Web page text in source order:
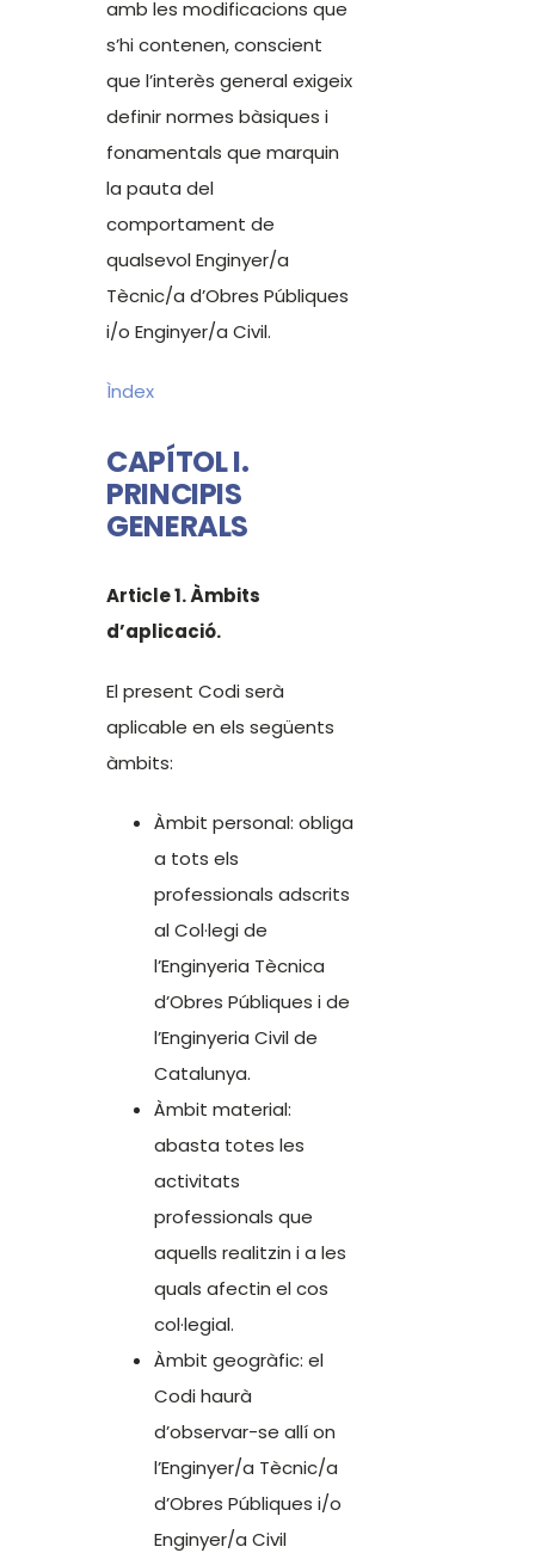
amb les modificacions que
s’hi contenen, conscient
que l’interès general exigeix
definir normes bàsiques i
fonamentals que marquin
la pauta del
comportament de
qualsevol Enginyer/a
Tècnic/a d’Obres Públiques
i/o Enginyer/a Civil.
Ìndex
CAPÍTOL I.
PRINCIPIS
GENERALS
Article 1. Àmbits
d’aplicació.
El present Codi serà
aplicable en els següents
àmbits:
Àmbit personal: obliga
a tots els
professionals adscrits
al Col·legi de
l’Enginyeria Tècnica
d’Obres Públiques i de
l’Enginyeria Civil de
Catalunya.
Àmbit material:
abasta totes les
activitats
professionals que
aquells realitzin i a les
quals afectin el cos
col·legial.
Àmbit geogràfic: el
Codi haurà
d’observar-se allí on
l’Enginyer/a Tècnic/a
d’Obres Públiques i/o
Enginyer/a Civil